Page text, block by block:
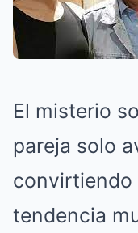
El misterio
pareja solo
convirtiendo
tendencia